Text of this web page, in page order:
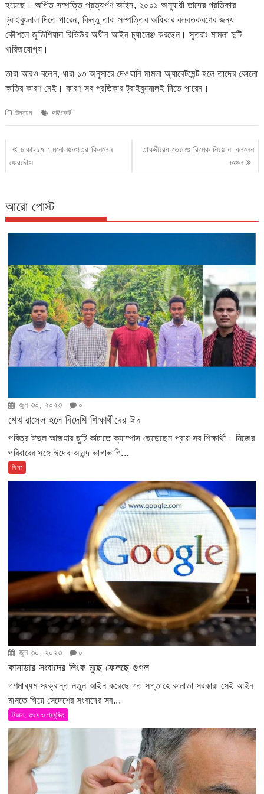
হয়েছে। অর্পিত সম্পত্তি প্রত্যর্পণ আইন, ২০০১ অনুযায়ী তাদের প্রতিকার
ট্রাইব্যুনাল দিতে পারেন, কিন্তু তারা সম্পত্তির অধিকার বলবতকরণের জন্য
কৌশলে জুডিশিয়াল রিভিউর অধীন আইন চ্যালেঞ্জ করছেন। সুতরাং মামলা দুটি
খারিজযোগ্য।
তারা আরও বলেন, ধারা ১৩ অনুসারে দেওয়ানি মামলা অ্যাবেটমেন্ট হলে তাদের কোনো
ক্ষতির কারণ নেই। কারণ সব প্রতিকার ট্রাইব্যুনালই দিতে পারেন।
উন্নয়ন হাইকোর্ট
Post
navigation
ঢাকা-১৭ : মনোনয়নপত্র কিনলেন
ফেরদৌস
তাকদীরের তেলেগু রিমেক নিয়ে যা বললেন
চঞ্চল
আরো পোস্ট
জুন ৩০, ২০২৩ ০
শেখ রাসেল হলে বিদেশি শিক্ষার্থীদের ঈদ
পবিত্র ঈদুল আজহার ছুটি কাটাতে ক্যাম্পাস ছেড়েছেন প্রায় সব শিক্ষার্থী। নিজের
পরিবারের সঙ্গে ঈদের আনন্দ ভাগাভাগি...
শিক্ষা
জুন ৩০, ২০২৩ ০
কানাডার সংবাদের লিংক মুছে ফেলছে গুগল
গণমাধ্যম সংক্রান্ত নতুন আইন করেছে গত সপ্তাহে কানাডা সরকার৷ সেই আইন
মানতে গিয়ে সেদেশের সংবাদের সব...
বিজ্ঞান, তথ্য ও প্রযুক্তি